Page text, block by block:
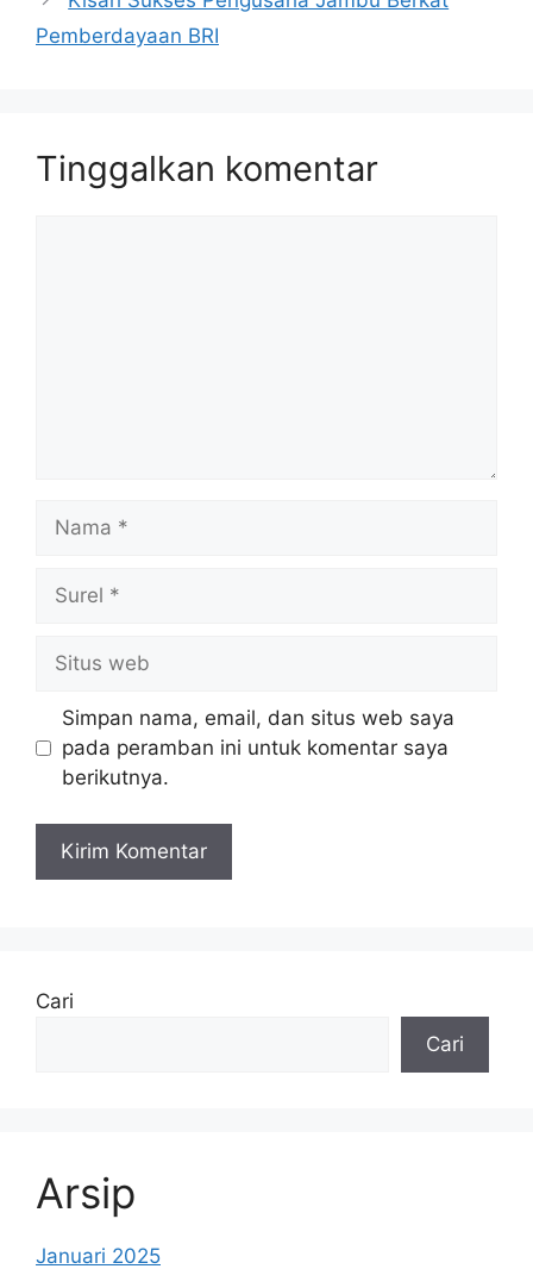
Pemberdayaan BRI
Tinggalkan komentar
Nama
Surel
Situs
web
Simpan nama, email, dan situs web saya
pada peramban ini untuk komentar saya
berikutnya.
Cari
Cari
Arsip
Januari 2025